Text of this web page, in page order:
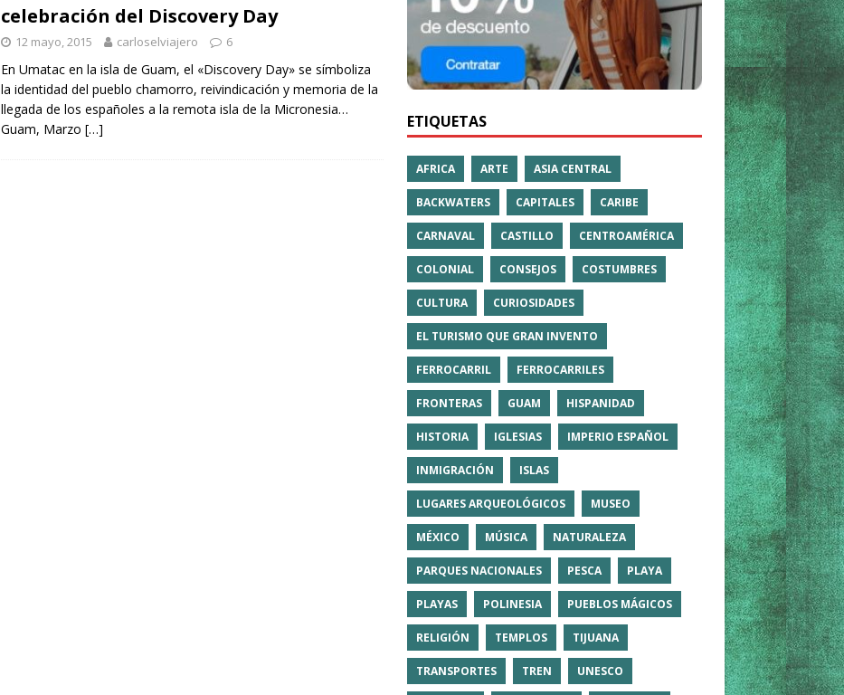
celebración del Discovery Day
12 mayo, 2015 carloselviajero 6
En Umatac en la isla de Guam, el «Discovery Day» se símboliza
la identidad del pueblo chamorro, reivindicación y memoria de la
llegada de los españoles a la remota isla de la Micronesia…
Guam, Marzo […] ETIQUETAS
AFRICA ARTE ASIA CENTRAL
BACKWATERS CAPITALES CARIBE
CARNAVAL CASTILLO CENTROAMÉRICA
COLONIAL CONSEJOS COSTUMBRES
CULTURA CURIOSIDADES
EL TURISMO QUE GRAN INVENTO
FERROCARRIL FERROCARRILES
FRONTERAS GUAM HISPANIDAD
HISTORIA IGLESIAS IMPERIO ESPAÑOL
INMIGRACIÓN ISLAS
LUGARES ARQUEOLÓGICOS MUSEO
MÉXICO MÚSICA NATURALEZA
PARQUES NACIONALES PESCA PLAYA
PLAYAS POLINESIA PUEBLOS MÁGICOS
RELIGIÓN TEMPLOS TIJUANA
TRANSPORTES TREN UNESCO